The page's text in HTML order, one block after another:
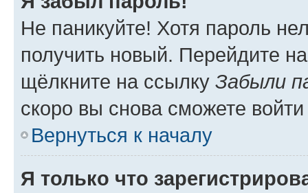
Не паникуйте! Хотя пароль
получить новый. Перейдите
щёлкните на ссылку Забыли
скоро вы снова сможете
Вернуться к началу
Я только что